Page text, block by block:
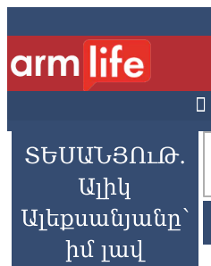
ՏԵՍԱՆՅՈւԹ․
Ալիկ
Ալեքսանյանը՝
իմ լավ